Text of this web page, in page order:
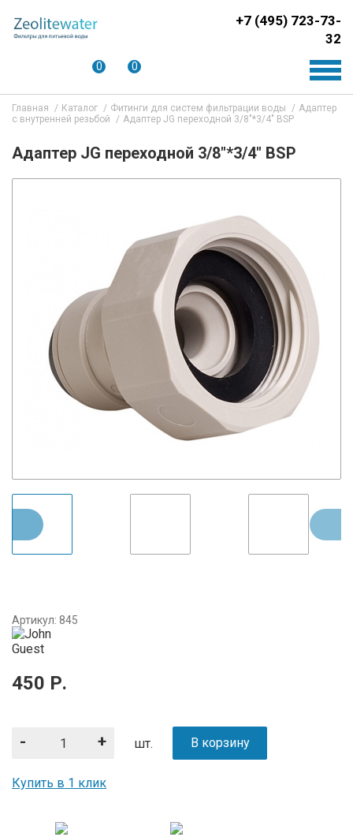
+7 (495) 723-73-
32
0 0
Главная Каталог Фитинги для систем фильтрации воды
Адаптер
с внутренней резьбой
Адаптер JG переходной 3/8"*3/4" BSP
Адаптер JG переходной 3/8"*3/4" BSP
Артикул: 845
450 Р.
+
- шт. В корзину
Купить в 1 клик